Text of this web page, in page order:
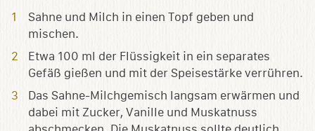
Sahne und Milch in einen Topf geben und
mischen.
Etwa 100 ml der Flüssigkeit in ein separates
Gefäß gießen und mit der Speisestärke verrühren.
Das Sahne-Milchgemisch langsam erwärmen und
dabei mit Zucker, Vanille und Muskatnuss